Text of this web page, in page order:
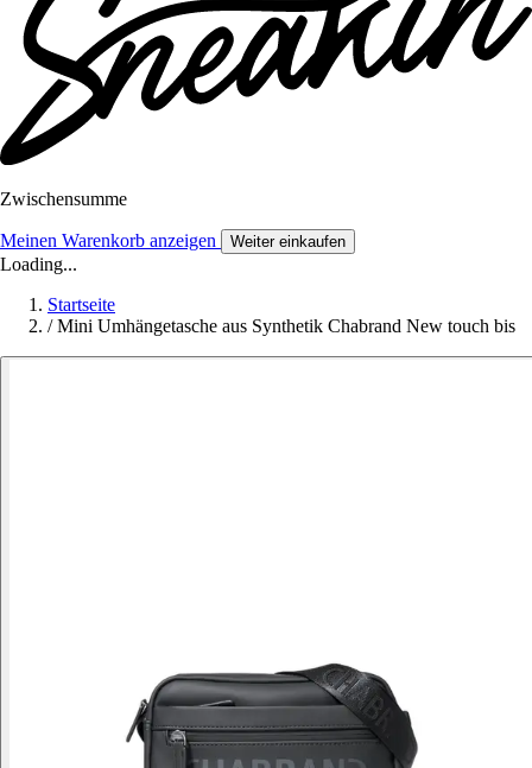
Zwischensumme
Meinen Warenkorb anzeigen Weiter einkaufen
Loading...
Startseite
/ Mini Umhängetasche aus Synthetik Chabrand New touch bis